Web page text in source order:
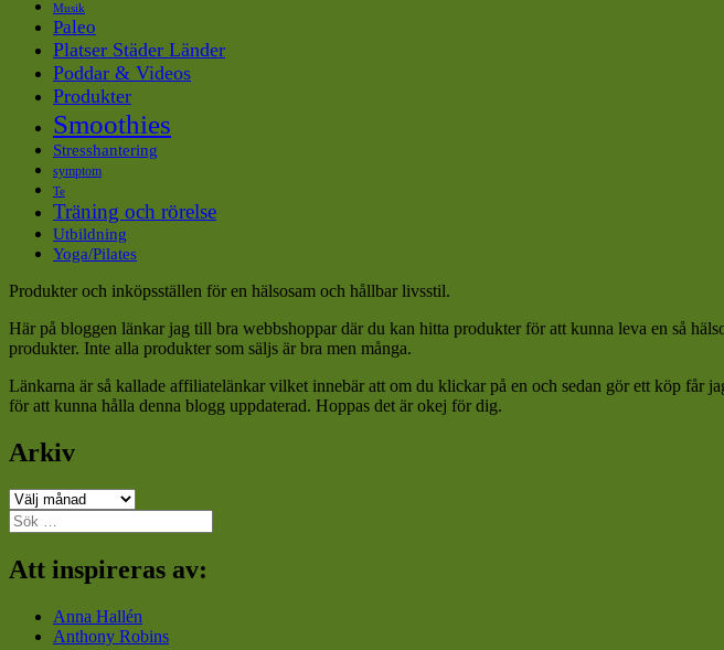
Musik
Paleo
Platser Städer Länder
Poddar & Videos
Produkter
Smoothies
Stresshantering
symptom
Te
Träning och rörelse
Utbildning
Yoga/Pilates
Produkter och inköpsställen för en hälsosam och hållbar livsstil.
Här på bloggen länkar jag till bra webbshoppar där du kan hitta produkter för att kunna leva en så
produkter. Inte alla produkter som säljs är bra men många.
Länkarna är så kallade affiliatelänkar vilket innebär att om du klickar på en och sedan gör ett köp får
för att kunna hålla denna blogg uppdaterad. Hoppas det är okej för dig.
Arkiv
Arkiv
Sök
efter:
Att inspireras av:
Anna Hallén
Anthony Robins